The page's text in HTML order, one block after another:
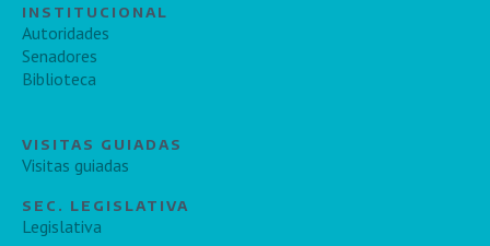
INSTITUCIONAL
Autoridades
Senadores
Biblioteca
VISITAS GUIADAS
Visitas guiadas
SEC. LEGISLATIVA
Legislativa